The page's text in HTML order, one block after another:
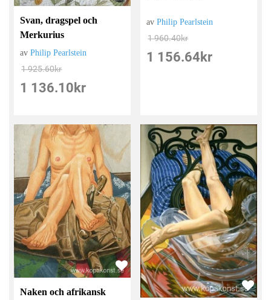
Svan, dragspel och
Merkurius
avPhilip Pearlstein
1 925.60kr
1 136.10 kr
avPhilip Pearlstein
1 960.40kr
1 156.64 kr
Naken och afrikansk